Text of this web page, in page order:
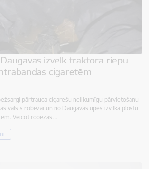
izvelk traktora riepu
cigaretēm
pārtrauca cigarešu nelikumīgu pārvietošanu
valsts robežai un no Daugavas upes izvilka plostu
Veicot robežas…